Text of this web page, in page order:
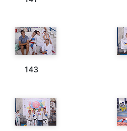
143